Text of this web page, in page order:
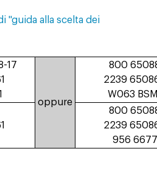
"guida alla scelta dei
17
oppure
800
2239
W063
800
2239
956